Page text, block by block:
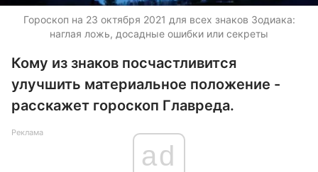
Гороскоп на 23 октября 2021 для всех знаков Зодиака:
наглая ложь, досадные ошибки или секреты
Кому из знаков посчастливится
улучшить материальное положение -
расскажет гороскоп Главреда.
Реклама
ad